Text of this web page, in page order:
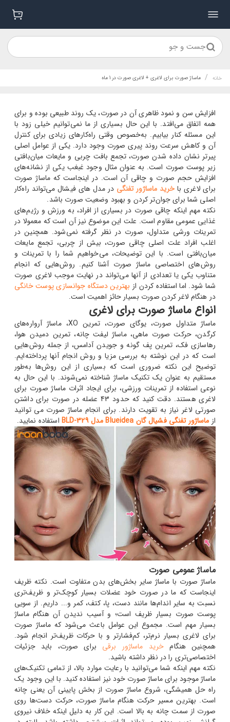
جست و جو
خانه / ماساژ صورت برای لاغری + لاغری صورت در 1 ماه
افزایش سن و نمود ظاهری آن در صورت، یک روند طبیعی بوده و برای
همه اتفاق می‌افتد. با این حال بسیاری از ما نمی‌توانیم خیلی زود با
این مسئله کنار بیابیم. به‌خصوص وقتی راه‌کارهای زیادی برای کنترل
آن و کاهش سرعت روند پیری صورت وجود دارد. یکی از عوامل اصلی
پیرتر نشان داده شدن صورت، تجمع بافت چربی و مایعات میان‌بافتی
زیر پوست صورت است. به عنوان مثال وجود غبغب یکی از نشانه‌های
افزایش حجم صورت و چاقی آن است. در اینجاست که ماساژ صورت
برای لاغری با خرید ماساژور تفنگی در مدل های فیشال می‌تواند راه‌کار
اصلی شما برای جوان‌تر کردن و بهبود وضعیت صورت باشد.
نکته مهم اینکه چاقی صورت در بسیاری از افراد، به ورزش و رژیم‌های
غذایی عمومی مقاوم است. علت این موضوع نیز آن است که معمولا در
تمرینات ورشی متداول، صورت در نظر گرفته نمی‌شود. همچنین در
اغلب افراد علت اصلی چاقی صورت، بیش از چربی، تجمع مایعات
میان‌بافتی است. با این توضیحات، می‌خواهیم شما را با تمرینات و
روش‌های اختصاصی ماساژ صورت آشنا کنیم. روش‌هایی که انجام
متناوب یکی یا تعدادی از آنها می‌تواند در نهایت موجب لاغری صورت
شما شود. اما استفاده کردن از بهترین دستگاه جوانسازی پوست خانگی
در هنگام لاغر کردن صورت بسیار حائز اهمیت است.
انواع ماساژ صورت برای لاغری
ماساژ متداول صورت، یوگای صورت، تمرین XO، ماساژ آرواره‌های
کرگدن، حرکت صورت ماهی، ماساژ لیفت چانه، تمرین دمیدن هوا،
رهاسازی فک، تمرین پف گونه و جویدن آدامس، از جمله روش‌هایی
است که در این نوشته به بررسی مزیا و روش انجام آنها پرداخته‌ایم.
توضیح این نکته ضروری است که بسیاری از این روش‌ها به‌طور
مستقیم به عنوان یک تکنیک ماساژ شناخته نمی‌شوند. با این حال به
نوعی استفاده از تمرینات ورزشی، برای ایجاد اثرات ماساژ صورت برای
لاغری هستند. دقت کنید که حدود 43 عضله در صورت برای داشتن
صورتی لاغر نیاز به تقویت دارند. برای انجام ماساژ صورت می توانید
از ماساژور تفنگی فشیال گان Blueidea مدل BLD-329 استفاده نمایید.
ماساژ عمومی صورت
ماساژ صورت با ماساژ سایر بخش‌های بدن متفاوت است. نکته ظریف
اینجاست که ما در صورت خود عضلات بسیار کوچک‌تر و ظریف‌تری
نسبت به سایر اندام‌ها مانند دست، پا، کتف، کمر و... داریم. از سویی
پوست صورت بسیار ظریف است؛ و آسیب ندیدن آن هنگام ماساژ
بسیار مهم است. مجموع این عوامل باعث می‌شود که ماساژ صورت
برای لاغری بسیار نرم‌تر، کم‌فشارتر و با حرکات ظریف‌تر انجام شود.
همچنین هنگام خرید ماساژور برقی برای صورت، باید جزئیات
اختصاصی‌تری را در نظر داشته باشید.
نکته مهم اینکه شما می‌توانید با رعایت موارد بالا، از تمامی تکنیک‌های
ماساژ موجود برای ماساژ صورت خود نیز استفاده کنید. با این وجود یک
راه حل همیشگی، شروع ماساژ صورت از بخش پایینی آن یعنی چانه
است. بهترین مسیر حرکت هنگام ماساژ صورت، حرکت دست‌ها روی
صورت از سمت چانه به بالا است. این کار به دلیل اینکه خلاف نیروی